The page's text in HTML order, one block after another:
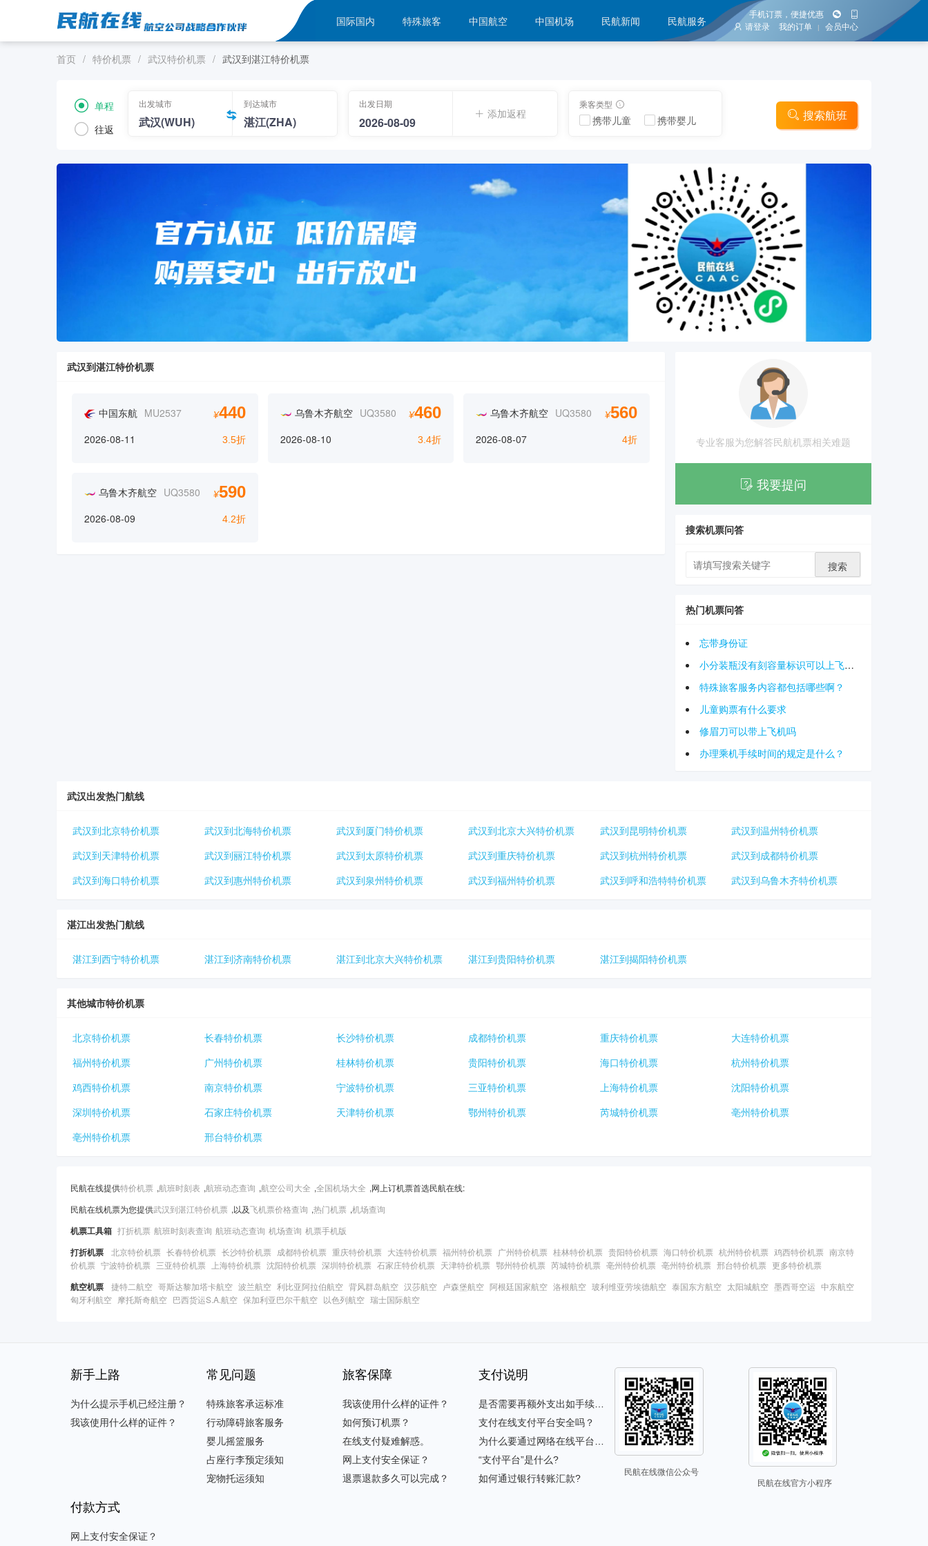
国际国内 特殊旅客 中国航空 中国机场 民航新闻 民航服务
手机订票，便捷优惠
请登录
我的订单 | 会员中心
首页 / 特价机票 / 武汉特价机票 / 武汉到湛江特价机票
单程
往返
出发城市 到达城市 出发日期
添加返程 携带儿童 携带婴儿
乘客类型
搜索航班
武汉到湛江特价机票
中国东航 MU2537 ¥440
2026-08-11 3.5折
乌鲁木齐航空 UQ3580 ¥460
2026-08-10 3.4折
乌鲁木齐航空 UQ3580 ¥560
2026-08-07 4折
乌鲁木齐航空 UQ3580 ¥590
2026-08-09 4.2折
专业客服为您解答民航机票相关难题
我要提问
搜索机票问答
搜索
热门机票问答
忘带身份证
小分装瓶没有刻容量标识可以上飞机吗
特殊旅客服务内容都包括哪些啊？
儿童购票有什么要求
修眉刀可以带上飞机吗
办理乘机手续时间的规定是什么？
武汉出发热门航线
武汉到北京特价机票 武汉到北海特价机票 武汉到厦门特价机票 武汉到北京大兴特价机票 武汉到昆明特价机票
武汉到温州特价机票
武汉到天津特价机票
武汉到丽江特价机票 武汉到太原特价机票 武汉到重庆特价机票 武汉到杭州特价机票
武汉到成都特价机票
武汉到海口特价机票
武汉到惠州特价机票 武汉到泉州特价机票 武汉到福州特价机票 武汉到呼和浩特特价机票 武汉到乌鲁木齐特价机票
湛江出发热门航线
湛江到西宁特价机票 湛江到济南特价机票 湛江到北京大兴特价机票 湛江到贵阳特价机票 湛江到揭阳特价机票
其他城市特价机票
北京特价机票 长春特价机票 长沙特价机票 成都特价机票 重庆特价机票
大连特价机票
福州特价机票
广州特价机票 桂林特价机票 贵阳特价机票 海口特价机票
杭州特价机票
鸡西特价机票
南京特价机票 宁波特价机票 三亚特价机票 上海特价机票
沈阳特价机票
深圳特价机票
石家庄特价机票 天津特价机票 鄂州特价机票 芮城特价机票
亳州特价机票
亳州特价机票
邢台特价机票
民航在线提供特价机票 ,航班时刻表 ,航班动态查询 ,航空公司大全 ,全国机场大全 ,网上订机票首选民航在线:
民航在线机票为您提供武汉到湛江特价机票 ,以及飞机票价格查询 ,热门机票 ,机场查询
机票工具箱 打折机票 航班时刻表查询 航班动态查询 机场查询 机票手机版
打折机票 北京特价机票 长春特价机票 长沙特价机票 成都特价机票 重庆特价机票 大连特价机票 福州特价机票 广州特价机票 桂林特价机票 贵阳特价机票 海口特价机票 杭州特价机票 鸡西特价机票 南京特
价机票 宁波特价机票 三亚特价机票 上海特价机票 沈阳特价机票 深圳特价机票 石家庄特价机票 天津特价机票 鄂州特价机票 芮城特价机票 亳州特价机票 亳州特价机票 邢台特价机票 更多特价机票
航空机票 捷特二航空 哥斯达黎加塔卡航空 波兰航空 利比亚阿拉伯航空 背风群岛航空 汉莎航空 卢森堡航空 阿根廷国家航空 洛根航空 玻利维亚劳埃德航空 泰国东方航空 太阳城航空 墨西哥空运 中东航空
匈牙利航空 摩托斯奇航空 巴西货运S.A.航空 保加利亚巴尔干航空 以色列航空 瑞士国际航空
新手上路
为什么提示手机已经注册？
我该使用什么样的证件？
常见问题
特殊旅客承运标准
行动障碍旅客服务
婴儿摇篮服务
占座行李预定须知
宠物托运须知
旅客保障
我该使用什么样的证件？
如何预订机票？
在线支付疑难解惑。
网上支付安全保证？
退票退款多久可以完成？
支付说明
支付在线支付平台安全吗？
“支付平台”是什么?
如何通过银行转账汇款?
付款方式
网上支付安全保证？
民航在线微信公众号
民航在线官方小程序